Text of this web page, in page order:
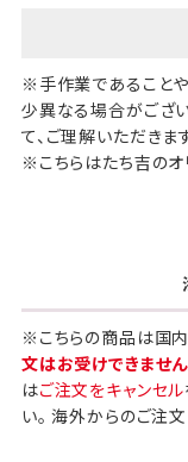
※手作業であることや
少異なる場合がござ
て、ご理解いただきま
※こちらはたち吉のオ
※こちらの商品は国
文はお受けできません
はご注文をキャンセル
い。 海外からのご注